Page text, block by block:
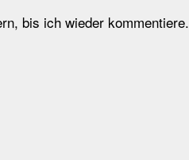
bis ich wieder kommentiere.